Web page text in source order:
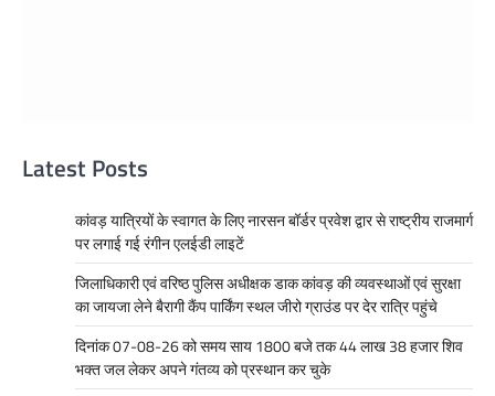
Latest Posts
कांवड़ यात्रियों के स्वागत के लिए नारसन बॉर्डर प्रवेश द्वार से राष्ट्रीय राजमार्ग
पर लगाई गई रंगीन एलईडी लाइटें
जिलाधिकारी एवं वरिष्ठ पुलिस अधीक्षक डाक कांवड़ की व्यवस्थाओं एवं सुरक्षा
का जायजा लेने बैरागी कैंप पार्किंग स्थल जीरो ग्राउंड पर देर रात्रि पहुंचे
दिनांक 07-08-26 को समय साय 1800 बजे तक 44 लाख 38 हजार शिव
भक्त जल लेकर अपने गंतव्य को प्रस्थान कर चुके